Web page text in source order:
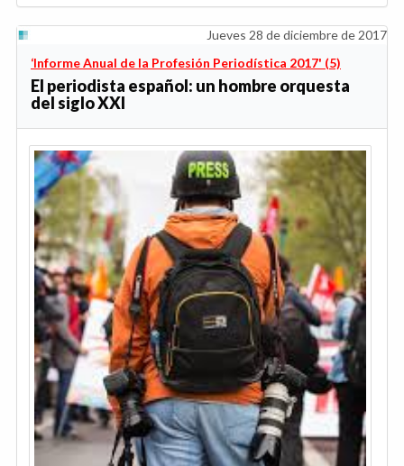
Jueves 28 de diciembre de 2017
‘Informe Anual de la Profesión Periodística 2017' (5)
El periodista español: un hombre orquesta
del siglo XXI